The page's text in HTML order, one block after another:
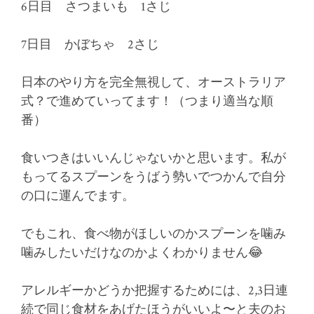
6日目 さつまいも 1さじ
7日目 かぼちゃ 2さじ
日本のやり方を完全無視して、オーストラリア
式？で進めていってます！（つまり適当な順
番）
食いつきはいいんじゃないかと思います。私が
もってるスプーンをうばう勢いでつかんで自分
の口に運んでます。
でもこれ、食べ物がほしいのかスプーンを噛み
噛みしたいだけなのかよくわかりません😂
アレルギーかどうか把握するためには、2,3日連
続で同じ食材をあげたほうがいいよ〜と夫のお